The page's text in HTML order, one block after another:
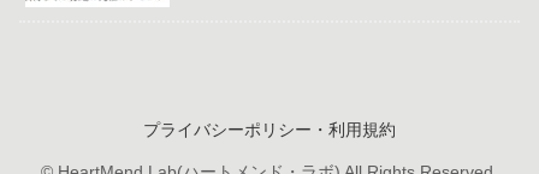
プライバシーポリシー・利用規約